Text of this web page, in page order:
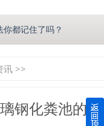
都记住了吗？
璃钢化粪池的这几点原因
讯 >>
钢化粪池的